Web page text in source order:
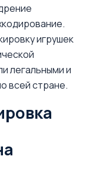
игрушек
легальными и
всей стране.